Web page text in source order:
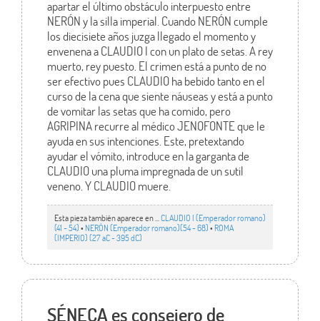
apartar el último obstáculo interpuesto entre
NERÓN y la silla imperial. Cuando NERÓN cumple
los diecisiete años juzga llegado el momento y
envenena a CLAUDIO I con un plato de setas. A rey
muerto, rey puesto. El crimen está a punto de no
ser efectivo pues CLAUDIO ha bebido tanto en el
curso de la cena que siente náuseas y está a punto
de vomitar las setas que ha comido, pero
AGRIPINA recurre al médico JENOFONTE que le
ayuda en sus intenciones. Este, pretextando
ayudar el vómito, introduce en la garganta de
CLAUDIO una pluma impregnada de un sutil
veneno. Y CLAUDIO muere.
Esta pieza también aparece en ... CLAUDIO I (Emperador romano)
(41 - 54)• NERÓN (Emperador romano)(54 - 68)• ROMA
(IMPERIO) (27 aC - 395 dC)
SÉNECA es consejero de